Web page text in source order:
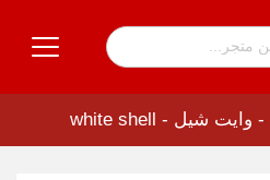
- وايت شيل - white shell